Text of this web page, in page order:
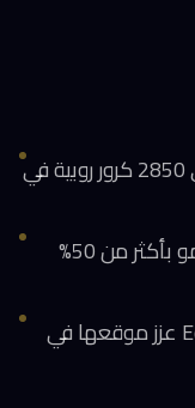
إيرادات Delhivery قفزت 30% لتصل إلى 2850 كرور روبية في
قطاع الشركات الصغيرة والمتوسطة ينمو بأكثر من 50%
استحواذ Delhivery على Ecom Express عزز موقعها في